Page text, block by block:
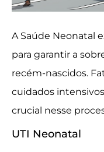
A Saúde Neonatal
para garantir a
recém-nascidos.
cuidados
crucial nesse
UTI Neonatal